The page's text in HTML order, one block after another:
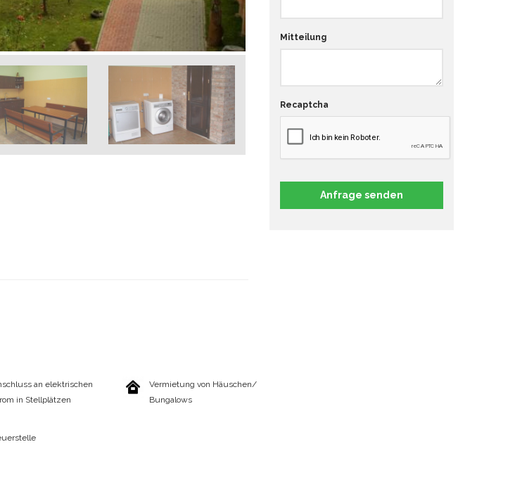
an elektrischen
in Stellplätzen
Vermietung von Häuschen/
Bungalows
Mitteilung
Recaptcha
Anfrage senden